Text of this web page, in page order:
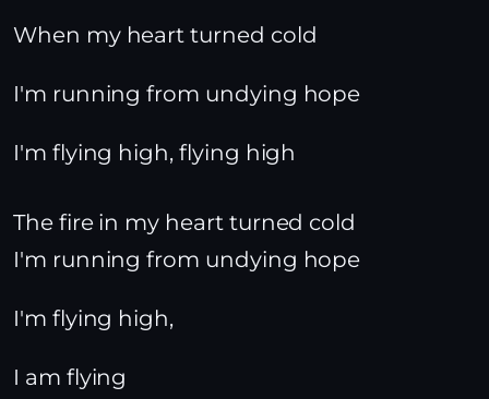
When my heart turned cold
I'm running from undying hope
I'm flying high, flying high
The fire in my heart turned cold
I'm running from undying hope
I'm flying high,
I am flying